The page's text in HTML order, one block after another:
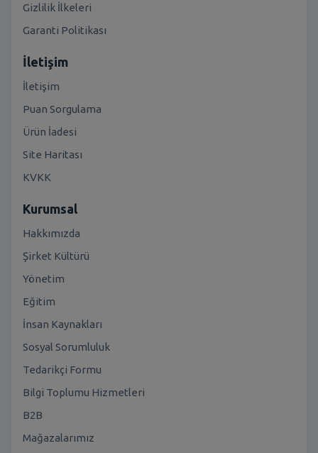
Gizlilik İlkeleri
Garanti Politikası
İletişim
İletişim
Puan Sorgulama
Ürün İadesi
Site Haritası
KVKK
Kurumsal
Hakkımızda
Şirket Kültürü
Yönetim
Eğitim
İnsan Kaynakları
Sosyal Sorumluluk
Tedarikçi Formu
Bilgi Toplumu Hizmetleri
B2B
Mağazalarımız